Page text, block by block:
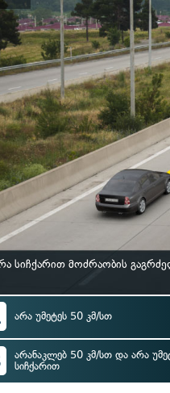
სიჩქარით მოძრაობის
არა უმეტეს 50 კმ/სთ
არანაკლებ 50 კმ/სთ და არა
სიჩქარით